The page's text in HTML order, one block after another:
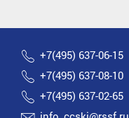
+7(495) 637-06-15
+7(495) 637-08-10
+7(495) 637-02-65